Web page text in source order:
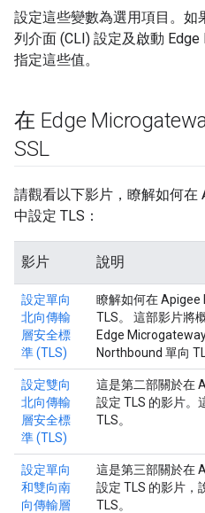
設定這些變數為選用項目。如
列介面 (CLI) 設定及啟動
指定這些值。
在 Edge
SSL
請觀看以下影片，瞭解如何在
中設定 TLS：
影片 說明
設定單向
北向傳輸
層安全標
準 (TLS)
瞭解如何在 Apigee
TLS。 這部影片將
Edge
Northbound 單向
設定雙向
北向傳輸
層安全標
準 (TLS)
這是第二部關於在
設定 TLS 的影片。
TLS。
設定單向
和雙向南
向傳輸層
這是第三部關於在
設定 TLS 的影片，
TLS。